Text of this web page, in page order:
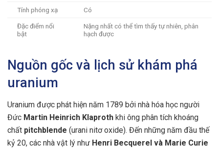
Tính phóng xạ Có
Đặc điểm nổi
bật
Nặng nhất có thể tìm thấy tự nhiên, phân
hạch được
Nguồn gốc và lịch sử khám phá
uranium
Uranium được phát hiện năm 1789 bởi nhà hóa học người
Đức Martin Heinrich Klaproth khi ông phân tích khoáng
chất pitchblende (urani nitơ oxide). Đến những năm đầu thế
kỷ 20, các nhà vật lý như Henri Becquerel và Marie Curie